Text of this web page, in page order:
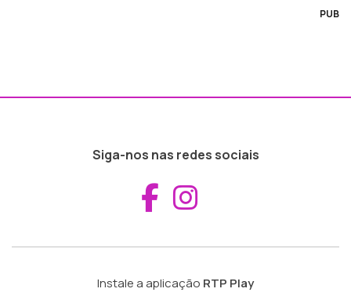
PUB
Siga-nos nas redes sociais
Aceder ao
Instale a aplicação RTP Play